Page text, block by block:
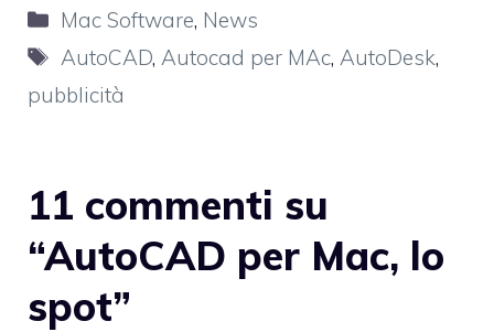
Categorie
Mac Software, News
Tag
AutoCAD, Autocad per MAc, AutoDesk,
pubblicità
11 commenti su
“AutoCAD per Mac, lo
spot”